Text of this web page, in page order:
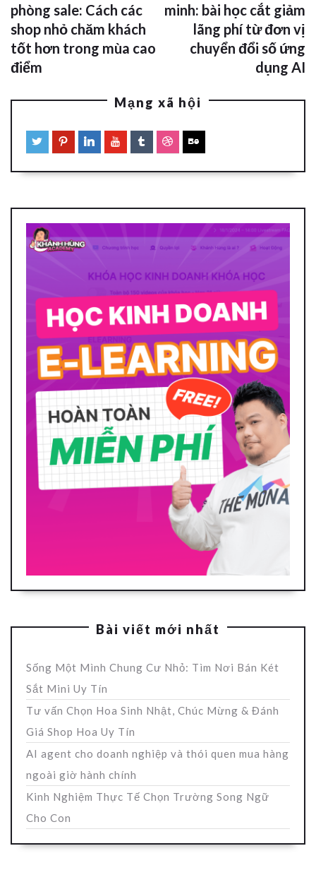
phòng sale: Cách các
shop nhỏ chăm khách
tốt hơn trong mùa cao
điểm
minh: bài học cắt giảm
lãng phí từ đơn vị
chuyển đổi số ứng
dụng AI
Mạng xã hội
Bài viết mới nhất
Sống Một Mình Chung Cư Nhỏ: Tìm Nơi Bán Két
Sắt Mini Uy Tín
Tư vấn Chọn Hoa Sinh Nhật, Chúc Mừng & Đánh
Giá Shop Hoa Uy Tín
AI agent cho doanh nghiệp và thói quen mua hàng
ngoài giờ hành chính
Kinh Nghiệm Thực Tế Chọn Trường Song Ngữ
Cho Con